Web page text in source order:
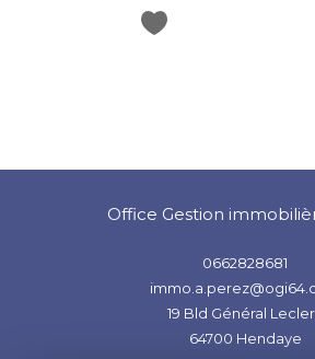
Office Gestion
0662828681
19 Bld Général
64700
Hendaye